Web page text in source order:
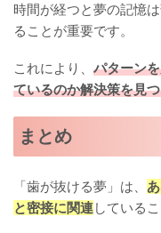
時間が経つと夢の記憶
ることが重要です。
これにより、 パターン
ているのか解決策を見
まとめ
「歯が抜ける夢」は、
と密接に関連している